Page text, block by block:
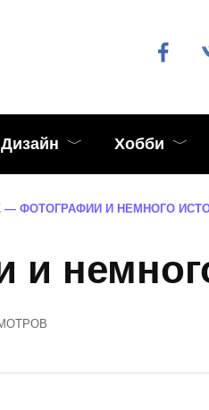
Дизайн Хобби
— ФОТОГРАФИИ И НЕМНОГО